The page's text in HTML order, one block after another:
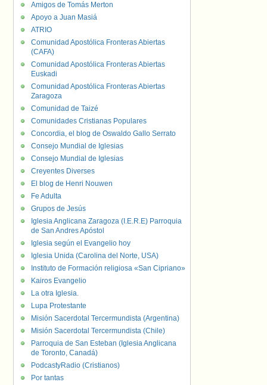
Amigos de Tomás Merton
Apoyo a Juan Masiá
ATRIO
Comunidad Apostólica Fronteras Abiertas
(CAFA)
Comunidad Apostólica Fronteras Abiertas
Euskadi
Comunidad Apostólica Fronteras Abiertas
Zaragoza
Comunidad de Taizé
Comunidades Cristianas Populares
Concordia, el blog de Oswaldo Gallo Serrato
Consejo Mundial de Iglesias
Consejo Mundial de Iglesias
Creyentes Diverses
El blog de Henri Nouwen
Fe Adulta
Grupos de Jesús
Iglesia Anglicana Zaragoza (I.E.R.E) Parroquia
de San Andres Apóstol
Iglesia según el Evangelio hoy
Iglesia Unida (Carolina del Norte, USA)
Instituto de Formación religiosa «San Cipriano»
Kairos Evangelio
La otra Iglesia.
Lupa Protestante
Misión Sacerdotal Tercermundista (Argentina)
Misión Sacerdotal Tercermundista (Chile)
Parroquia de San Esteban (Iglesia Anglicana
de Toronto, Canadá)
PodcastyRadio (Cristianos)
Por tantas